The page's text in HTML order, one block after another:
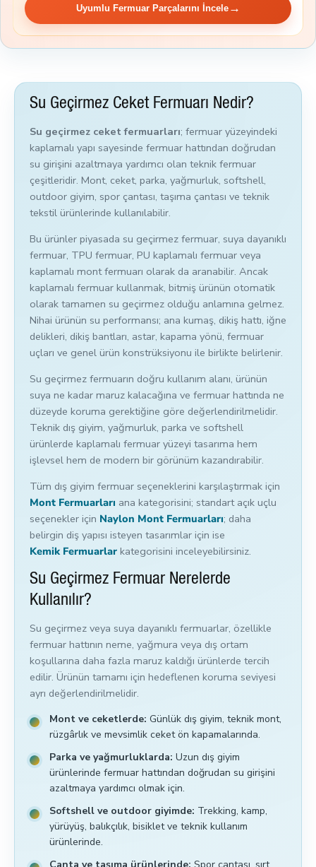
Uyumlu Fermuar Parçalarını İncele→
Su Geçirmez Ceket Fermuarı Nedir?
Su geçirmez ceket fermuarları; fermuar yüzeyindeki
kaplamalı yapı sayesinde fermuar hattından doğrudan
su girişini azaltmaya yardımcı olan teknik fermuar
çeşitleridir. Mont, ceket, parka, yağmurluk, softshell,
outdoor giyim, spor çantası, taşıma çantası ve teknik
tekstil ürünlerinde kullanılabilir.
Bu ürünler piyasada su geçirmez fermuar, suya dayanıklı
fermuar, TPU fermuar, PU kaplamalı fermuar veya
kaplamalı mont fermuarı olarak da aranabilir. Ancak
kaplamalı fermuar kullanmak, bitmiş ürünün otomatik
olarak tamamen su geçirmez olduğu anlamına gelmez.
Nihai ürünün su performansı; ana kumaş, dikiş hattı, iğne
delikleri, dikiş bantları, astar, kapama yönü, fermuar
uçları ve genel ürün konstrüksiyonu ile birlikte belirlenir.
Su geçirmez fermuarın doğru kullanım alanı, ürünün
suya ne kadar maruz kalacağına ve fermuar hattında ne
düzeyde koruma gerektiğine göre değerlendirilmelidir.
Teknik dış giyim, yağmurluk, parka ve softshell
ürünlerde kaplamalı fermuar yüzeyi tasarıma hem
işlevsel hem de modern bir görünüm kazandırabilir.
Tüm dış giyim fermuar seçeneklerini karşılaştırmak için
Mont Fermuarları ana kategorisini; standart açık uçlu
seçenekler için Naylon Mont Fermuarları; daha
belirgin diş yapısı isteyen tasarımlar için ise
Kemik Fermuarlar kategorisini inceleyebilirsiniz.
Su Geçirmez Fermuar Nerelerde
Kullanılır?
Su geçirmez veya suya dayanıklı fermuarlar, özellikle
fermuar hattının neme, yağmura veya dış ortam
koşullarına daha fazla maruz kaldığı ürünlerde tercih
edilir. Ürünün tamamı için hedeflenen koruma seviyesi
ayrı değerlendirilmelidir.
Mont ve ceketlerde: Günlük dış giyim, teknik mont,
rüzgârlık ve mevsimlik ceket ön kapamalarında.
Parka ve yağmurluklarda: Uzun dış giyim
ürünlerinde fermuar hattından doğrudan su girişini
azaltmaya yardımcı olmak için.
Softshell ve outdoor giyimde: Trekking, kamp,
yürüyüş, balıkçılık, bisiklet ve teknik kullanım
ürünlerinde.